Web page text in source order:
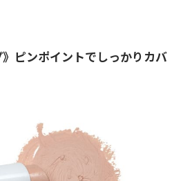
》ピンポイントでしっかりカバ